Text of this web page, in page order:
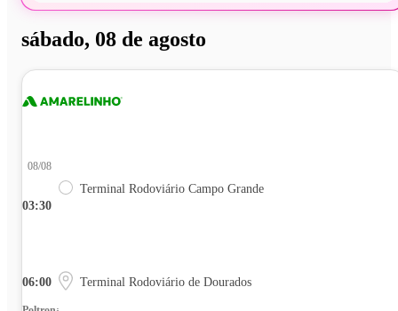
sábado, 08 de agosto
03:30
08/08
Terminal Rodoviário Campo Grande
06:00 Terminal Rodoviário de Dourados